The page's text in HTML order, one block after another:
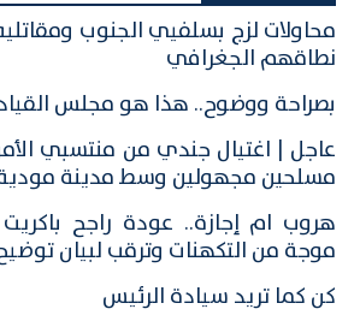
محاولات لزج بسلفيي الجنوب
نطاقهم الجغرافي
بصراحة ووضوح.. هذا هو مجلس
عاجل | اغتيال جندي من منتسبي
مسلحين مجهولين وسط مدينة مودية
هروب ام إجازة.. عودة راجح باكريت
موجة من التكهنات وترقب لبيان
كن كما تريد سيادة الرئيس